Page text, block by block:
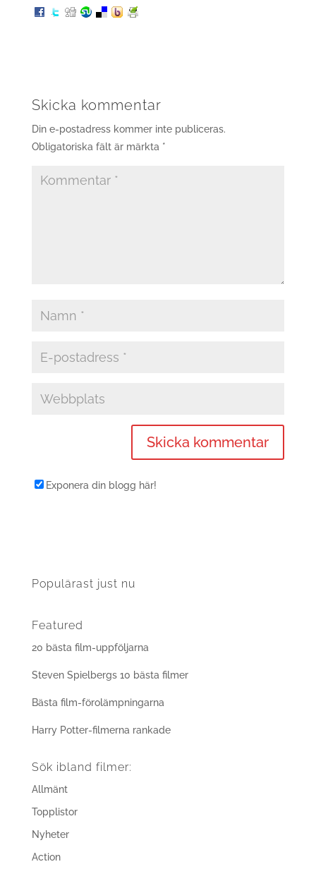
Skicka kommentar
Din e-postadress kommer inte publiceras.
Obligatoriska fält är märkta *
Exponera din blogg här!
Populärast just nu
Featured
20 bästa film-uppföljarna
Steven Spielbergs 10 bästa filmer
Bästa film-förolämpningarna
Harry Potter-filmerna rankade
Sök ibland filmer:
Allmänt
Topplistor
Nyheter
Action